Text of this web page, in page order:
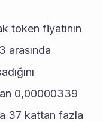
token fiyatının
arasında
0,00000339
37 kattan fazla